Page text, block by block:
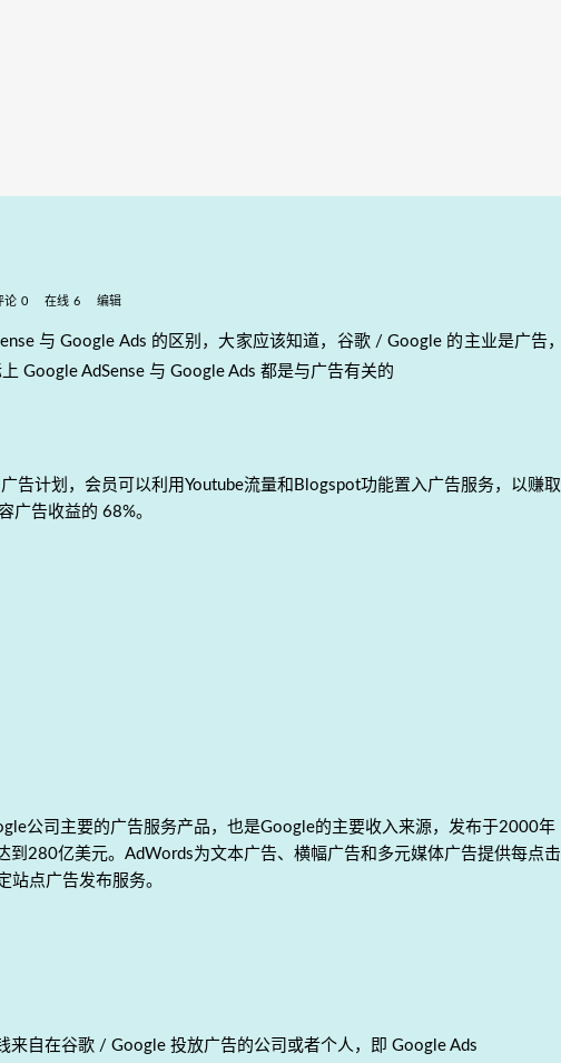
论 0 在线 6 编辑
与 Google Ads 的区别，大家应该知道，谷歌 / Google 的主业是广告，
Google AdSense 与 Google Ads 都是与广告有关的
告计划，会员可以利用Youtube流量和Blogspot功能置入广告服务，以赚取
广告收益的 68%。
公司主要的广告服务产品，也是Google的主要收入来源，发布于2000年
280亿美元。AdWords为文本广告、横幅广告和多元媒体广告提供每点击
站点广告发布服务。
来自在谷歌 / Google 投放广告的公司或者个人，即 Google Ads